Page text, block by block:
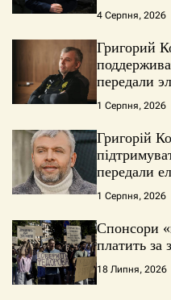
4 Серпня, 2026
Григорий
передали
1 Серпня, 2026
Григорій
передали
1 Серпня, 2026
Спонсори
платить за
18 Липня, 2026